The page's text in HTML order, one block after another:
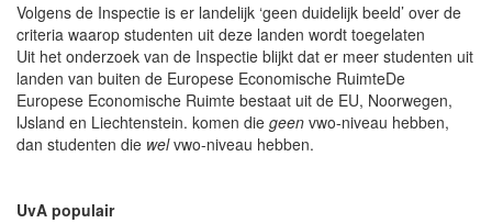
Volgens de Inspectie is er landelijk ‘geen duidelijk beeld’ over de
criteria waarop studenten uit deze landen wordt toegelaten
Uit het onderzoek van de Inspectie blijkt dat er meer studenten uit
landen van buiten de Europese Economische RuimteDe
Europese Economische Ruimte bestaat uit de EU, Noorwegen,
IJsland en Liechtenstein. komen die geen vwo-niveau hebben,
dan studenten die welvwo-niveau hebben.
UvA populair